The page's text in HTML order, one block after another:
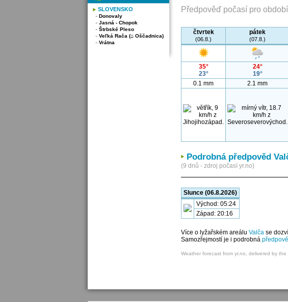
Předpověď počasí pro
čtvrtek
(06.8.)
pátek
(07.8.)
35°
23°
24°
19°
0.1 mm
2.1 mm
Podrobná předpověd
(9 dnů - zdroj počasí yr.no)
Slunce (06.8.2026)
Východ: 05:24
Západ: 20:16
Více o lyžařském areálu Valča se
Samozřejmostí je i podrobná
Weather forecast from yr.no, delivered by
SLOVENSKO
Donovaly
Jasná - Chopok
Štrbské Pleso
Veľká Rača (⌂ Oščadnica)
Vrátna